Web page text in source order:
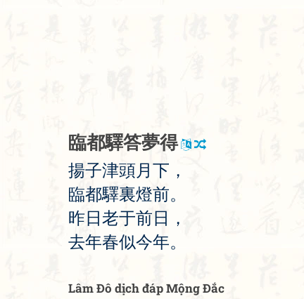
臨都驛答夢得
揚子津頭月 下 ，
臨都驛裏燈前。
昨日 老于前 日 ，
去年春似今年。
Lâm Đô dịch đáp Mộng Đắc